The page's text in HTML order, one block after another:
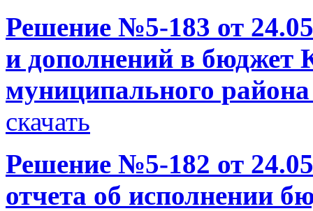
Решение №5-183 от
и дополнений в бюджет
муниципального района
скачать
Решение №5-182 от
отчета об исполнении